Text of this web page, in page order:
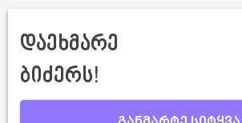
დაეხმარე
ბიძერს!